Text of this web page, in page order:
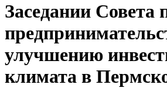
Заседании Совета
улучшению
климата в